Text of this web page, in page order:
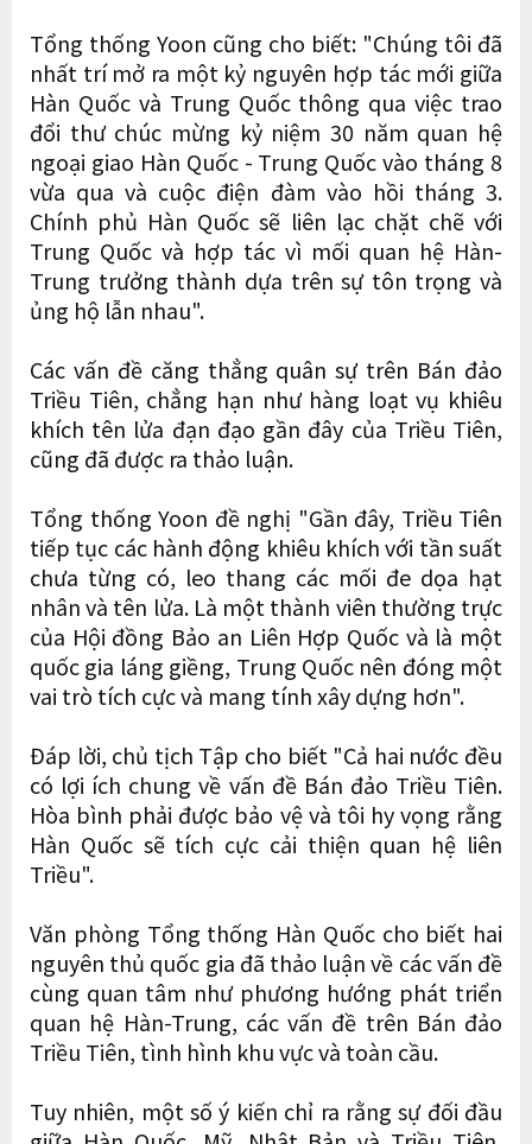
Tổng thống Yoon cũng cho biết: "Chúng tôi đã
nhất trí mở ra một kỷ nguyên hợp tác mới giữa
Hàn Quốc và Trung Quốc thông qua việc trao
đổi thư chúc mừng kỷ niệm 30 năm quan hệ
ngoại giao Hàn Quốc - Trung Quốc vào tháng 8
vừa qua và cuộc điện đàm vào hồi tháng 3.
Chính phủ Hàn Quốc sẽ liên lạc chặt chẽ với
Trung Quốc và hợp tác vì mối quan hệ Hàn-
Trung trưởng thành dựa trên sự tôn trọng và
ủng hộ lẫn nhau".
Các vấn đề căng thẳng quân sự trên Bán đảo
Triều Tiên, chẳng hạn như hàng loạt vụ khiêu
khích tên lửa đạn đạo gần đây của Triều Tiên,
cũng đã được ra thảo luận.
Tổng thống Yoon đề nghị "Gần đây, Triều Tiên
tiếp tục các hành động khiêu khích với tần suất
chưa từng có, leo thang các mối đe dọa hạt
nhân và tên lửa. Là một thành viên thường trực
của Hội đồng Bảo an Liên Hợp Quốc và là một
quốc gia láng giềng, Trung Quốc nên đóng một
vai trò tích cực và mang tính xây dựng hơn".
Đáp lời, chủ tịch Tập cho biết "Cả hai nước đều
có lợi ích chung về vấn đề Bán đảo Triều Tiên.
Hòa bình phải được bảo vệ và tôi hy vọng rằng
Hàn Quốc sẽ tích cực cải thiện quan hệ liên
Triều".
Văn phòng Tổng thống Hàn Quốc cho biết hai
nguyên thủ quốc gia đã thảo luận về các vấn đề
cùng quan tâm như phương hướng phát triển
quan hệ Hàn-Trung, các vấn đề trên Bán đảo
Triều Tiên, tình hình khu vực và toàn cầu.
Tuy nhiên, một số ý kiến ​​chỉ ra rằng sự đối đầu